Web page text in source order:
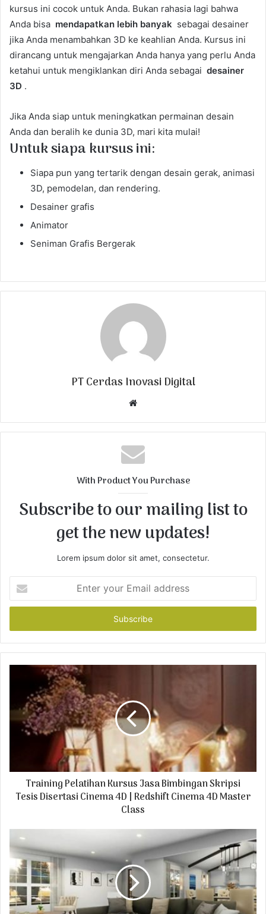
kursus ini cocok untuk Anda. Bukan rahasia lagi bahwa
Anda bisa mendapatkan lebih banyak sebagai desainer
jika Anda menambahkan 3D ke keahlian Anda. Kursus ini
dirancang untuk mengajarkan Anda hanya yang perlu Anda
ketahui untuk mengiklankan diri Anda sebagai desainer
3D .
Jika Anda siap untuk meningkatkan permainan desain
Anda dan beralih ke dunia 3D, mari kita mulai!
Untuk siapa kursus ini:
Siapa pun yang tertarik dengan desain gerak, animasi
3D, pemodelan, dan rendering.
Desainer grafis
Animator
Seniman Grafis Bergerak
PT Cerdas Inovasi Digital
b
s
i
With Product You Purchase
Subscribe to our mailing list to
get the new updates!
Lorem ipsum dolor sit amet, consectetur.
t
r
y
a
s
Training Pelatihan Kursus Jasa Bimbingan Skripsi
Tesis Disertasi Cinema 4D | Redshift Cinema 4D Master
Class